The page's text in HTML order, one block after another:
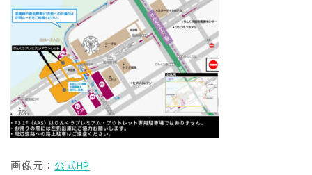
画像元： 公式HP